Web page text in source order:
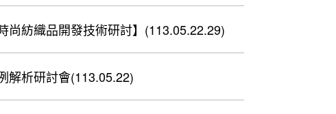
尚紡織品開發技術研討】(113.05.22.29)
解析研討會(113.05.22)